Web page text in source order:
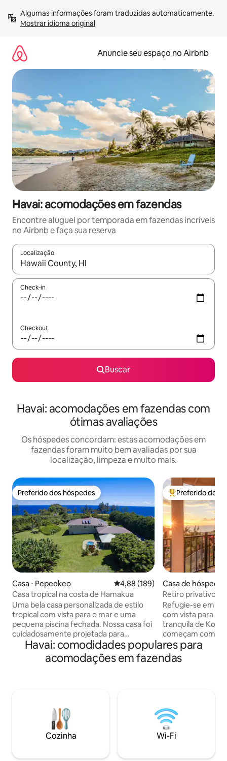
para
Mostrar idioma original
Anuncie seu espaço no Airbnb
Havai: acomodações em fazendas
Encontre aluguel por temporada em fazendas incríveis
no Airbnb e faça sua reserva
Localização
Quando os resultados estiverem disponíveis, explore-os
Check-in
Checkout
Buscar
Havai: acomodações em fazendas com
ótimas avaliações
Os hóspedes concordam: estas acomodações em
fazendas foram muito bem avaliadas por sua
localização, limpeza e muito mais.
Preferido dos hóspedes
Preferido dos hóspedes
Casa ⋅ Pepeekeo 4,88 de uma avaliação média de
4,88 (189)
Casa tropical na costa de Hamakua
Uma bela casa personalizada de estilo
tropical com vista para o mar e uma
pequena piscina fechada. Nossa casa foi
cuidadosamente projetada para
maximizar a vida e o entretenimento
havaianos internos/externos em um
ambiente bem cuidado, semelhante a
exclusiva de Pepeekeo Point, a aprox. 15
minutos de Hilo. Com uma piscina de
fibra de vidro com um pavilhão de
bambu e churrasqueira para refeições
Entre os
Preferido dos
Casa de hóspedes
Kona
Retiro privativo
Kona com
Refugie-se em
com vista para o
tranquila de
começam com a
própria varanda
com o que os
melhor banho da
efeito de chuva e
praia, snorkels,
cooler incluídos.
Alii Drive e das
Havai: comodidades populares para
acomodações em fazendas
Cozinha Wi-Fi